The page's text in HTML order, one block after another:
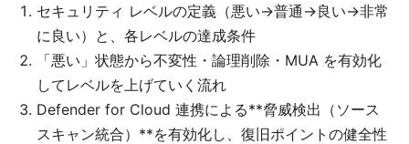
セキュリティ レベルの定義（悪い→普通→良い→非常
に良い）と、各レベルの達成条件
「悪い」状態から不変性・論理削除・MUA を有効化
してレベルを上げていく流れ
Defender for Cloud 連携による**脅威検出（ソース
スキャン統合）**を有効化し、復旧ポイントの健全性